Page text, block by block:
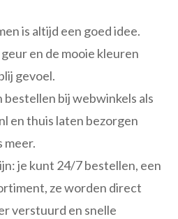
is altijd een goed idee.
en de mooie kleuren
gevoel.
bestellen bij webwinkels als
en thuis laten bezorgen
meer.
je kunt 24/7 bestellen, een
ze worden direct
verstuurd en snelle